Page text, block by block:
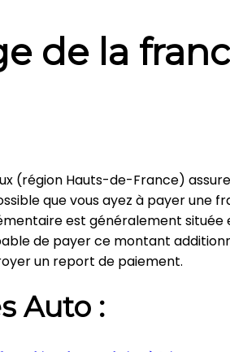
de la
(région Hauts-de-France)
que vous ayez à payer une
est généralement située
de payer ce montant
un report de paiement.
Auto :